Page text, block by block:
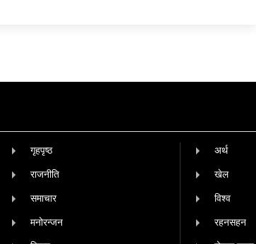
गृहपृष्‍ठ
राजनीति
समाचार
मनोरन्जन
अर्थ
खेल
विश्व
रहनसहन